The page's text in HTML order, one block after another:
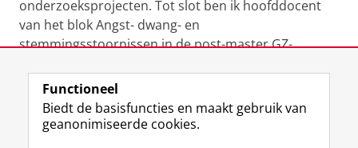
onderzoeksprojecten. Tot slot ben ik hoofddocent
van het blok Angst- dwang- en
stemmingsstoornissen in de post-master GZ-
Laatst gewijzigd: 02 december 2022 22:09
Functioneel
Biedt de basisfuncties en maakt gebruik van
geanonimiseerde cookies.